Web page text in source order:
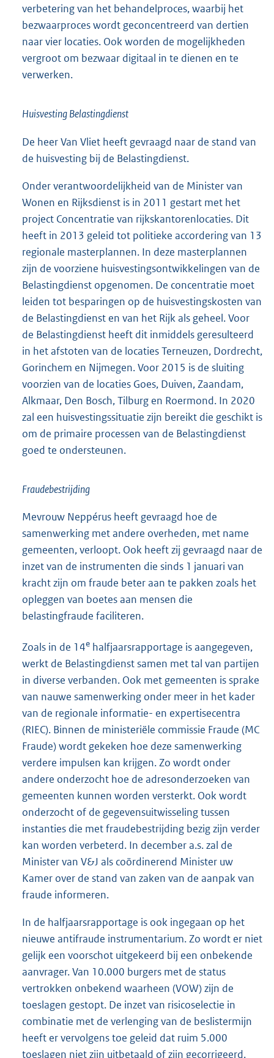
verbetering van het behandelproces, waarbij het
bezwaarproces wordt geconcentreerd van dertien
naar vier locaties. Ook worden de mogelijkheden
vergroot om bezwaar digitaal in te dienen en te
verwerken.
Huisvesting Belastingdienst
De heer Van Vliet heeft gevraagd naar de stand van
de huisvesting bij de Belastingdienst.
Onder verantwoordelijkheid van de Minister van
Wonen en Rijksdienst is in 2011 gestart met het
project Concentratie van rijkskantorenlocaties. Dit
heeft in 2013 geleid tot politieke accordering van 13
regionale masterplannen. In deze masterplannen
zijn de voorziene huisvestingsontwikkelingen van de
Belastingdienst opgenomen. De concentratie moet
leiden tot besparingen op de huisvestingskosten van
de Belastingdienst en van het Rijk als geheel. Voor
de Belastingdienst heeft dit inmiddels geresulteerd
in het afstoten van de locaties Terneuzen, Dordrecht,
Gorinchem en Nijmegen. Voor 2015 is de sluiting
voorzien van de locaties Goes, Duiven, Zaandam,
Alkmaar, Den Bosch, Tilburg en Roermond. In 2020
zal een huisvestingssituatie zijn bereikt die geschikt is
om de primaire processen van de Belastingdienst
goed te ondersteunen.
Fraudebestrijding
Mevrouw Neppérus heeft gevraagd hoe de
samenwerking met andere overheden, met name
gemeenten, verloopt. Ook heeft zij gevraagd naar de
inzet van de instrumenten die sinds 1 januari van
kracht zijn om fraude beter aan te pakken zoals het
opleggen van boetes aan mensen die
belastingfraude faciliteren.
Zoals in de 14e halfjaarsrapportage is aangegeven,
werkt de Belastingdienst samen met tal van partijen
in diverse verbanden. Ook met gemeenten is sprake
van nauwe samenwerking onder meer in het kader
van de regionale informatie- en expertisecentra
(RIEC). Binnen de ministeriële commissie Fraude (MC
Fraude) wordt gekeken hoe deze samenwerking
verdere impulsen kan krijgen. Zo wordt onder
andere onderzocht hoe de adresonderzoeken van
gemeenten kunnen worden versterkt. Ook wordt
onderzocht of de gegevensuitwisseling tussen
instanties die met fraudebestrijding bezig zijn verder
kan worden verbeterd. In december a.s. zal de
Minister van V&J als coördinerend Minister uw
Kamer over de stand van zaken van de aanpak van
fraude informeren.
In de halfjaarsrapportage is ook ingegaan op het
nieuwe antifraude instrumentarium. Zo wordt er niet
gelijk een voorschot uitgekeerd bij een onbekende
aanvrager. Van 10.000 burgers met de status
vertrokken onbekend waarheen (VOW) zijn de
toeslagen gestopt. De inzet van risicoselectie in
combinatie met de verlenging van de beslistermijn
heeft er vervolgens toe geleid dat ruim 5.000
toeslagen niet zijn uitbetaald of zijn gecorrigeerd.